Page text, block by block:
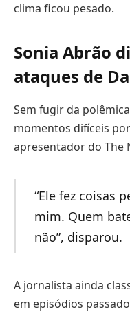
clima ficou pesado.
Sonia Abrão
ataques de
Sem fugir da
momentos difíceis
apresentador do The
“Ele fez coisas
mim. Quem
não”, disparou.
A jornalista ainda
em episódios